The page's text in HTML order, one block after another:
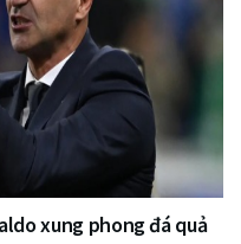
xung phong đá quả